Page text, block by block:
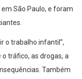
São Paulo, e foram
o trabalho infantil”,
tráfico, as drogas, a
Também